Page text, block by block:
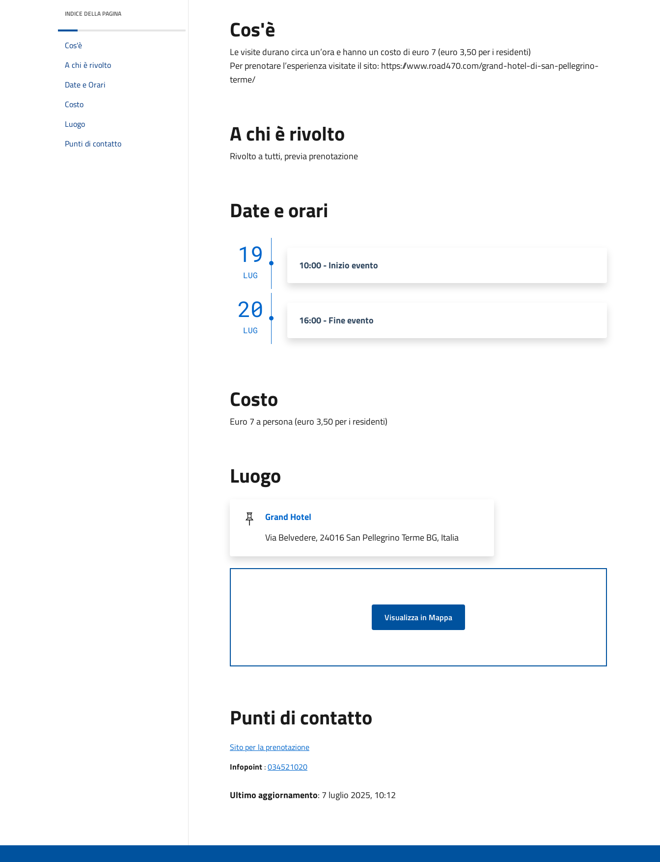
INDICE DELLA PAGINA
Cos'è
A chi è rivolto
Date e Orari
Costo
Luogo
Punti di contatto
Cos'è
Le visite durano circa un’ora e hanno un costo di euro 7 (euro 3,50 per i residenti)
Per prenotare l’esperienza visitate il sito: https://www.road470.com/grand-hotel-di-san-pellegrino-
terme/
A chi è rivolto
Rivolto a tutti, previa prenotazione
Date e orari
19
LUG
10:00 - Inizio evento
20
LUG
16:00 - Fine evento
Costo
Euro 7 a persona (euro 3,50 per i residenti)
Luogo
Grand Hotel
Via Belvedere, 24016 San Pellegrino Terme BG, Italia
Visualizza in Mappa
Punti di contatto
Sito per la prenotazione
Infopoint:034521020
Ultimo aggiornamento: 7 luglio 2025, 10:12